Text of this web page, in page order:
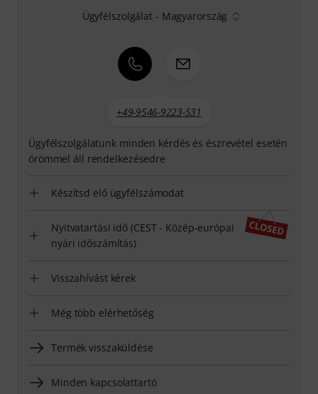
Ügyfélszolgálat - Magyarország
+49-9546-9223-531
Ügyfélszolgálatunk minden kérdés és észrevétel esetén
örömmel áll rendelkezésedre
Készítsd elő ügyfélszámodat
Nyitvatartási idő (CEST - Közép-európai
nyári időszámítás)
Visszahívást kérek
Még több elérhetőség
Termék visszaküldése
Minden kapcsolattartó